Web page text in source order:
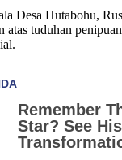
Desa Hutabohu,
atas tuduhan